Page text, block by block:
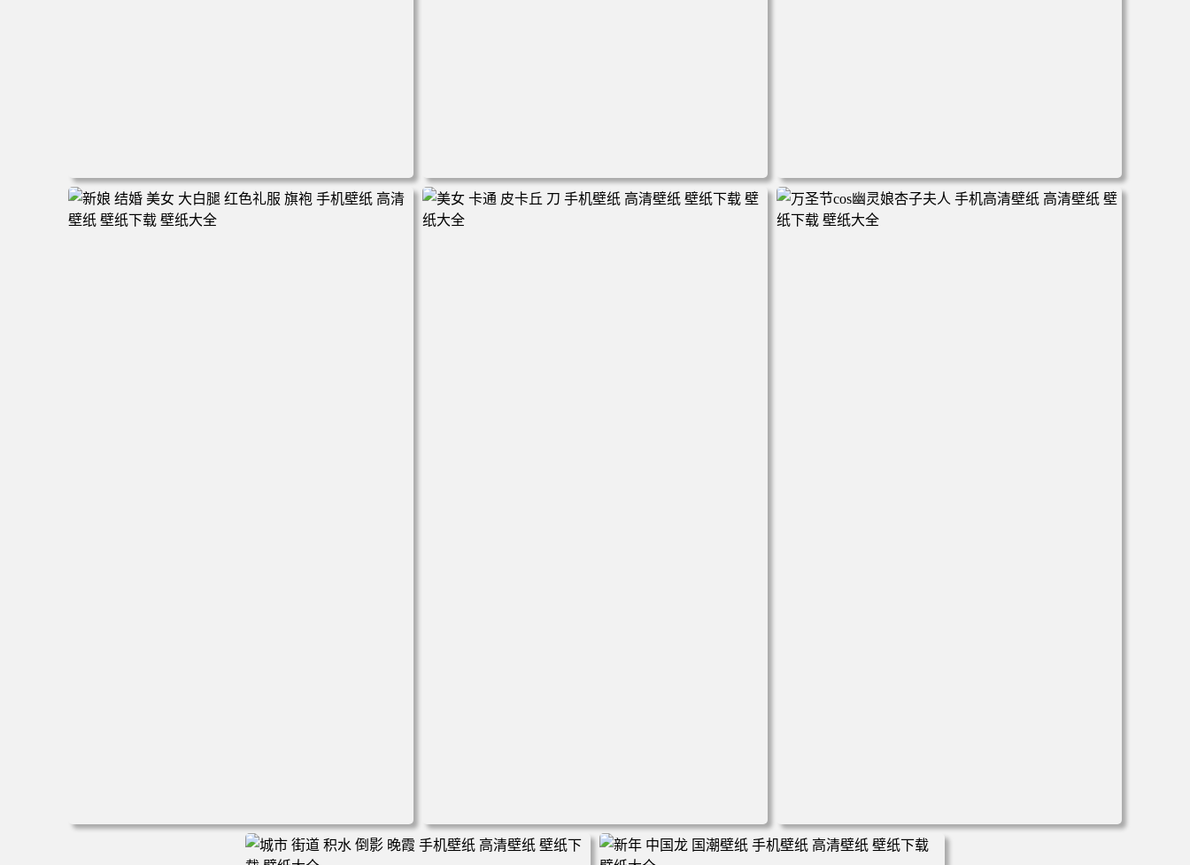
电脑壁纸 动漫情侣 名侦探柯南 新一小兰 柯兰 甜蜜互动 角
色壁纸 手机壁纸 高清壁纸 壁纸下载 壁纸大全
电脑壁纸 火影 鸣人 佐助 小樱 高清全屏手机壁纸 高清壁纸
壁纸下载 壁纸大全
电脑壁纸 心态好 情绪好 身体好 运气就好 手机壁纸 高清壁
纸 壁纸下载 壁纸大全
电脑壁纸 新娘 结婚 美女 大白腿 红色礼服 旗袍 手机壁纸 高
电脑壁纸 美女 卡通 皮卡丘 刀 手机壁纸 高清壁纸 壁纸下载
电脑壁纸 万圣节cos幽灵娘杏子夫人 手机高清壁纸 高清壁纸